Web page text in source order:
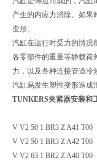
产生的内应力消除。如果
变形。
汽缸在运行时受力的情况
各零部件的重量等静载荷
力，以及各种连接管道冷
汽缸易发生塑性变形造成
TUNKERS夹紧器安装和
V V2 50 1 BR3 Z A41 T00
V V2 50 1 BR3 Z A42 T00
V V2 63 1 BR2 Z A40 T00